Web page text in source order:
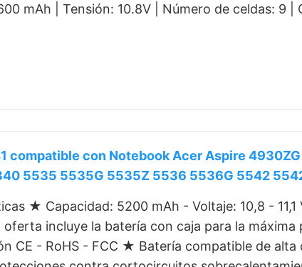
mAh | Tensión: 10.8V | Número de celdas: 9
compatible con Notebook Acer Aspire
5535 5535G 5535Z 5536 5536G 5542
★ Capacidad: 5200 mAh - Voltaje: 10,8 -
oferta incluye la batería con caja para la
CE - RoHS - FCC ★ Batería compatible de